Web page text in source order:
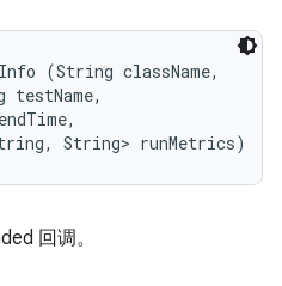
(String className,
testName,
String> runMetrics)
回调。